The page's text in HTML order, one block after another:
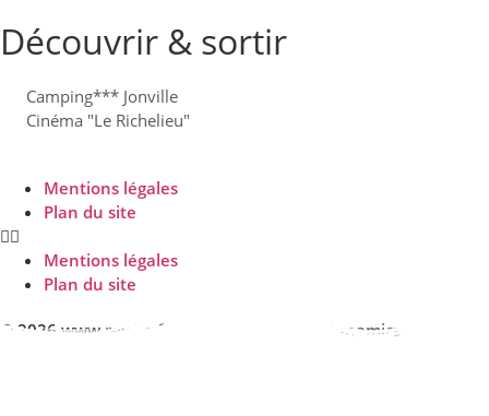
Découvrir & sortir
Camping*** Jonville
Cinéma "Le Richelieu"
Mentions légales
Plan du site
Mentions légales
Plan du site
© 2026 www.reville.fr - Une réalisation R Dynamics